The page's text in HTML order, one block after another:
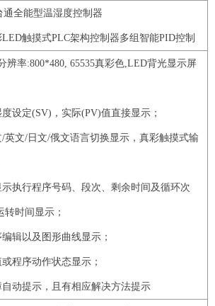
通全能型温湿度控制器
LED触摸式PLC架构控制器多组智能PID控制
辨率:800*480,65535真彩色,LED背光显示屏
度设定(SV)，实际(PV)值直接显示；
/英文/日文/俄文语言切换显示，真彩触摸式输
示执行程序号码、段次、剩余时间及循环次
转时间显示；
辑以及图形曲线显示；
或程序动作状态显示；
自动提示，且有相应解决方法提示